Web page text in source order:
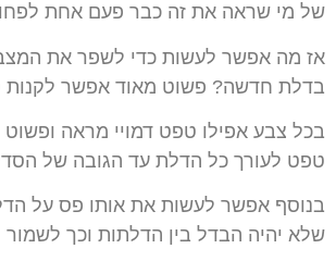
של מי שראה את זה כבר פעם אחת
אז מה אפשר לעשות כדי לשפר את
בדלת חדשה? פשוט מאוד אפשר
בכל צבע אפילו טפט דמויי מראה
טפט לעורך כל הדלת עד הגובה של
בנוסף אפשר לעשות את אותו פס על
שלא יהיה הבדל בין הדלתות וכך לשמור